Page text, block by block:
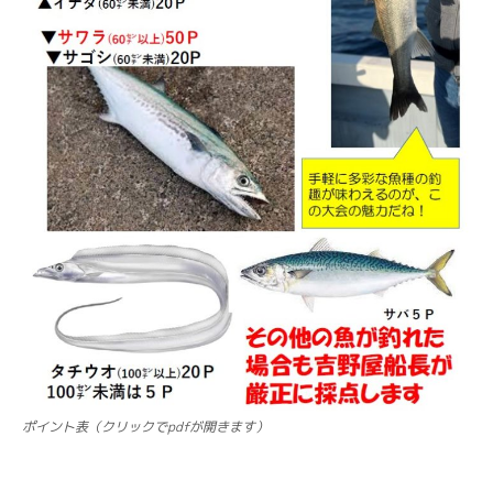
ポイント表（クリックでpdfが開きます）